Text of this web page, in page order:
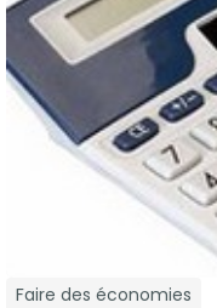
Faire des économies